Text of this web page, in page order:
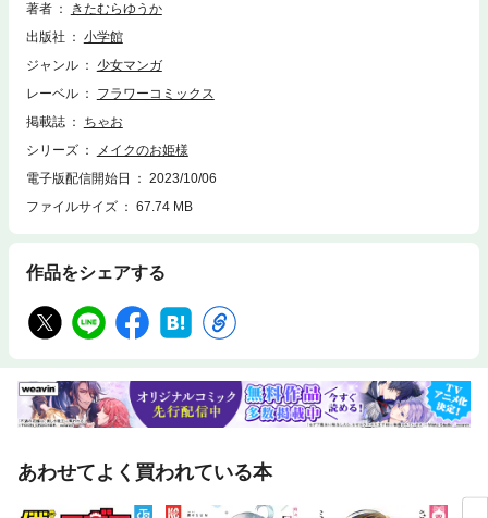
著者
きたむらゆうか
出版社
小学館
ジャンル
少女マンガ
レーベル
フラワーコミックス
掲載誌
ちゃお
シリーズ
メイクのお姫様
電子版配信開始日
2023/10/06
ファイルサイズ
67.74 MB
作品をシェアする
あわせてよく買われている本